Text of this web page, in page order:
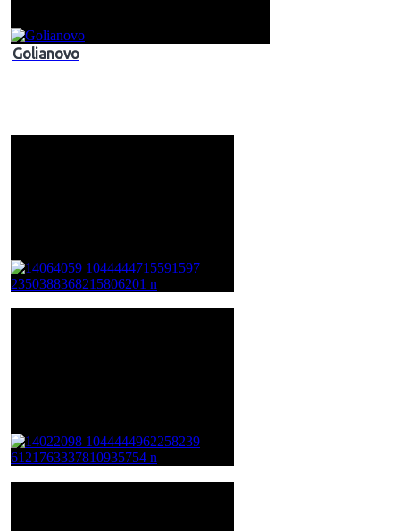
Golianovo